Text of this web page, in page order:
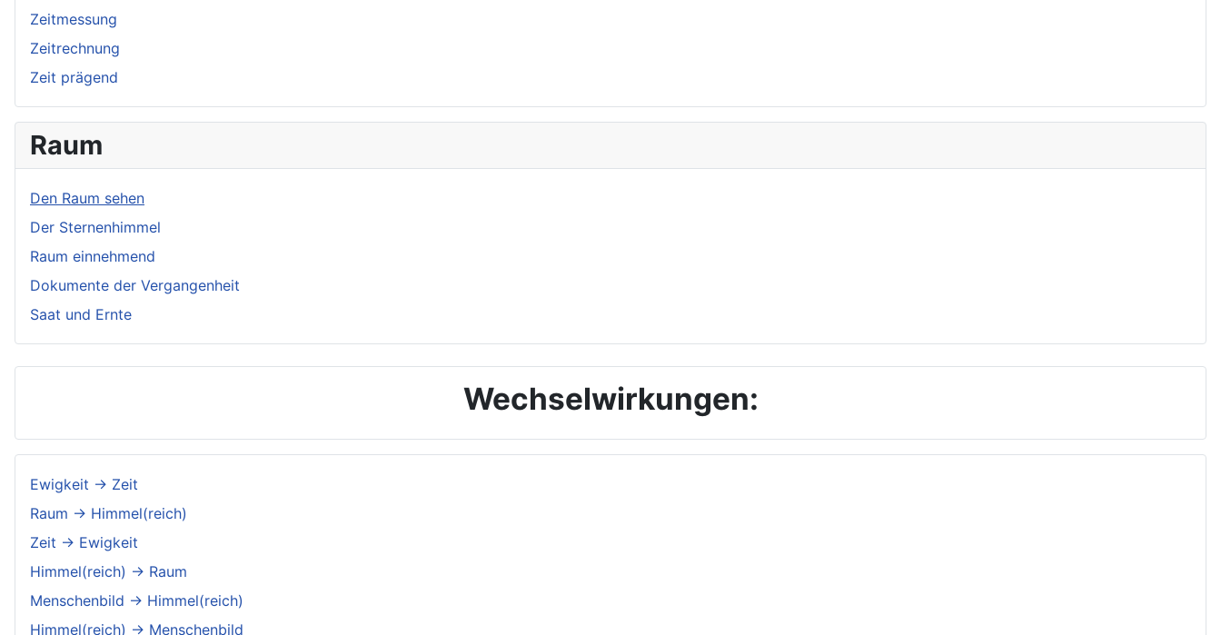
Zeitmessung
Zeitrechnung
Zeit prägend
Raum
Den Raum sehen
Der Sternenhimmel
Raum einnehmend
Dokumente der Vergangenheit
Saat und Ernte
Wechselwirkungen:
Ewigkeit → Zeit
Raum → Himmel(reich)
Zeit → Ewigkeit
Himmel(reich) → Raum
Menschenbild → Himmel(reich)
Himmel(reich) → Menschenbild